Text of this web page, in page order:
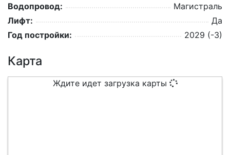
Водопровод:
Магистраль
Лифт:
Да
Год постройки:
2029 (-3)
Карта
Ждите идет загрузка карты